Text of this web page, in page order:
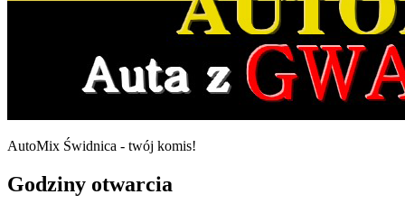
AutoMix Świdnica - twój komis!
Godziny otwarcia